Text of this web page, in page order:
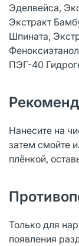
Эделвейса,
Экстракт
Шпината,
ПЭГ-40
Нанесите на
затем смойте
плёнкой,
Только для
появления